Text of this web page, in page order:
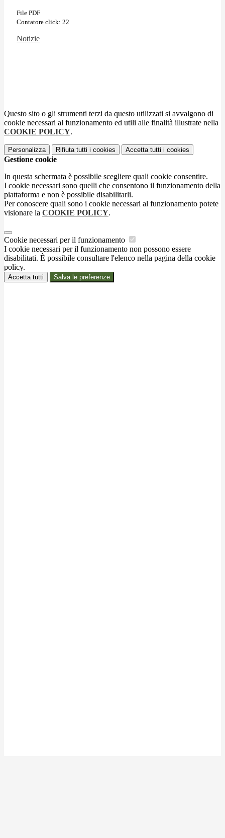
File PDF
Contatore click: 22
Notizie
Questo sito o gli strumenti terzi da questo utilizzati si avvalgono di
cookie necessari al funzionamento ed utili alle finalità illustrate nella
COOKIE POLICY.
Personalizza Rifiuta tutti i cookies Accetta tutti i cookies
Gestione cookie
In questa schermata è possibile scegliere quali cookie consentire.
I cookie necessari sono quelli che consentono il funzionamento della
piattaforma e non è possibile disabilitarli.
Per conoscere quali sono i cookie necessari al funzionamento potete
visionare la COOKIE POLICY.
Cookie necessari per il funzionamento
I cookie necessari per il funzionamento non possono essere
disabilitati. È possibile consultare l'elenco nella pagina della cookie
policy.
Accetta tutti Salva le preferenze